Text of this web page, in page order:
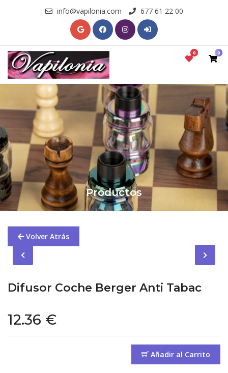
info@vapilonia.com 677 61 22 00
0
0
Productos
Volver Atrás
Difusor Coche Berger Anti Tabac
12.36 €
Añadir al Carrito